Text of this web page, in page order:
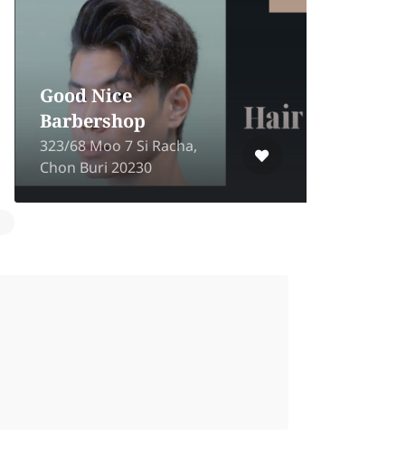
Good Nice
Barbershop
323/68 Moo 7 Si Racha,
Chon Buri 20230